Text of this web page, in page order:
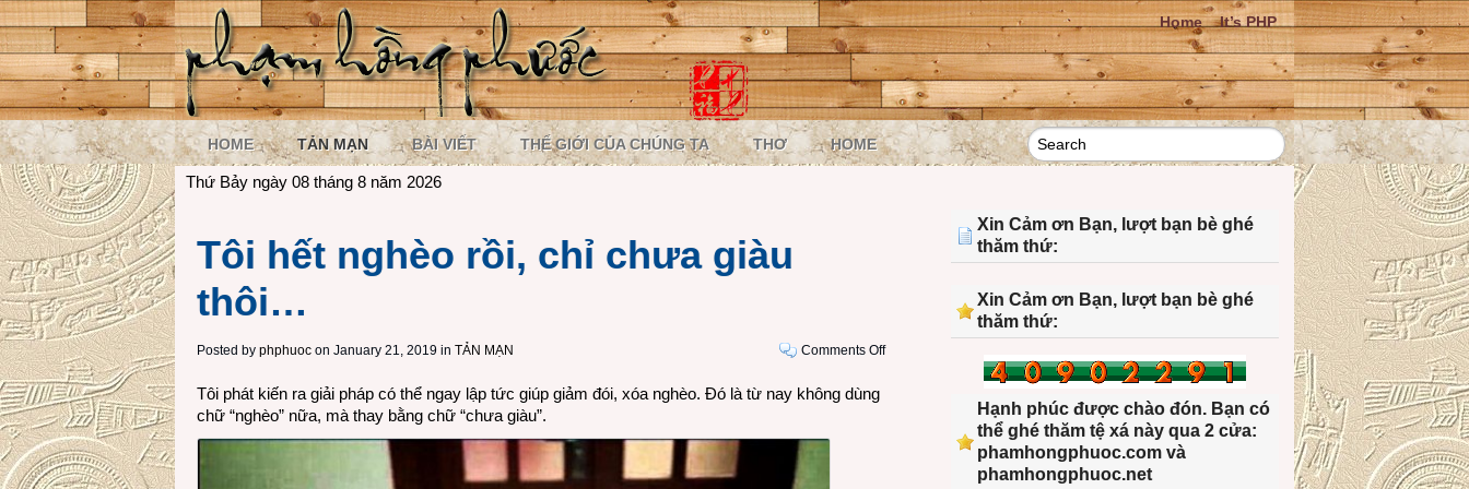
Home It’s PHP
HOME TẢN MẠN BÀI VIẾT THẾ GIỚI CỦA CHÚNG TA THƠ HOME
Thứ Bảy ngày 08 tháng 8 năm 2026
Tôi hết nghèo rồi, chỉ chưa giàu
thôi…
Posted by phphuoc on January 21, 2019 in TẢN MẠN Comments Offon
Tôi phát kiến ra giải pháp có thể ngay lập tức giúp giảm đói, xóa nghèo. Đó là từ nay không dùng
chữ “nghèo” nữa, mà thay bằng chữ “chưa giàu”.
Xin Cảm ơn Bạn, lượt bạn bè ghé
thăm thứ:
Xin Cảm ơn Bạn, lượt bạn bè ghé
thăm thứ:
Hạnh phúc được chào đón. Bạn có
thể ghé thăm tệ xá này qua 2 cửa:
phamhongphuoc.com và
phamhongphuoc.net